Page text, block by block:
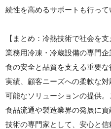
続性を高めるサポートも行って
【まとめ：冷熱技術で社会を
業務用冷凍・冷蔵設備の専門
食の安全と品質を支える重要
実績、顧客ニーズへの柔軟な
可能なソリューションの提供
食品流通や製造業界の発展に
技術の専門家として、安心と